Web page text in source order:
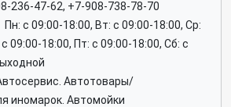
236-47-62, +7-908-738-78-70
Пн: c 09:00-18:00, Вт: c 09:00-18:00, Ср:
09:00-18:00, Пт: c 09:00-18:00, Сб: c
Автотовары/
иномарок. Автомойки